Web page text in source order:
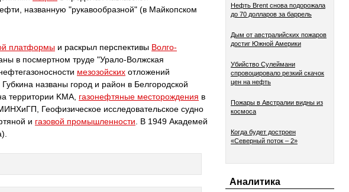
названную "рукавообразной" (в Майкопском
платформы и раскрыл перспективы Волго-
в посмертном труде "Урало-Волжская
мезозойских отложений
названы город и район в Белгородской
территории KMA, газонефтяные месторождения в
Геофизическое исследовательское судно
и газовой промышленности . В 1949 Академей
Нефть Brent снова подорожала
до 70 долларов за баррель
Дым от австралийских пожаров
достиг Южной Америки
Убийство Сулеймани
спровоцировало резкий скачок
цен на нефть
Пожары в Австралии видны из
космоса
Когда будет достроен
«Северный поток – 2»
Аналитика